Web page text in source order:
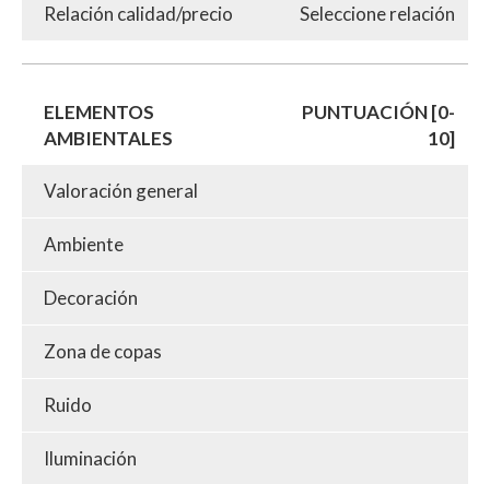
Relación calidad/precio Seleccione relación
ELEMENTOS
AMBIENTALES
PUNTUACIÓN [0-
10]
Valoración general
Ambiente
Decoración
Zona de copas
Ruido
Iluminación